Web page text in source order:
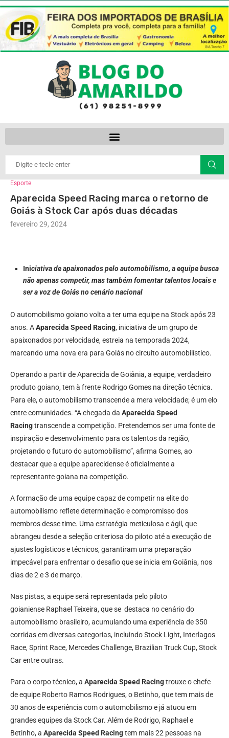
Esporte
Aparecida Speed Racing marca o retorno de
Goiás à Stock Car após duas décadas
fevereiro 29, 2024
Iniciativa de apaixonados pelo automobilismo, a equipe busca
não apenas competir, mas também fomentar talentos locais e
ser a voz de Goiás no cenário nacional
O automobilismo goiano volta a ter uma equipe na Stock após 23
anos. AAparecida Speed Racing, iniciativa de um grupo de
apaixonados por velocidade, estreia na temporada 2024,
marcando uma nova era para Goiás no circuito automobilístico.
Operando a partir de Aparecida de Goiânia, a equipe, verdadeiro
produto goiano, tem à frente Rodrigo Gomes na direção técnica.
Para ele, o automobilismo transcende a mera velocidade; é um elo
entre comunidades. “A chegada da Aparecida Speed
Racingtranscende a competição. Pretendemos ser uma fonte de
inspiração e desenvolvimento para os talentos da região,
projetando o futuro do automobilismo”, afirma Gomes, ao
destacar que a equipe aparecidense é oficialmente a
representante goiana na competição.
A formação de uma equipe capaz de competir na elite do
automobilismo reflete determinação e compromisso dos
membros desse time. Uma estratégia meticulosa e ágil, que
abrangeu desde a seleção criteriosa do piloto até a execução de
ajustes logísticos e técnicos, garantiram uma preparação
impecável para enfrentar o desafio que se inicia em Goiânia, nos
dias de 2 e 3 de março.
Nas pistas, a equipe será representada pelo piloto
goianiense Raphael Teixeira, que se destaca no cenário do
automobilismo brasileiro, acumulando uma experiência de 350
corridas em diversas categorias, incluindo Stock Light, Interlagos
Race, Sprint Race, Mercedes Challenge, Brazilian Truck Cup, Stock
Car entre outras.
Para o corpo técnico, a Aparecida Speed Racingtrouxe o chefe
de equipe Roberto Ramos Rodrigues, o Betinho, que tem mais de
30 anos de experiência com o automobilismo e já atuou em
grandes equipes da Stock Car. Além de Rodrigo, Raphael e
Betinho, a Aparecida Speed Racingtem mais 22 pessoas na